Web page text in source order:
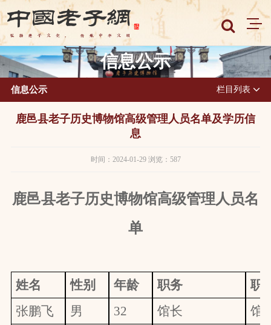
信息公示
信息公示 栏目列表
鹿邑县老子历史博物馆高级管理人员名单及学历信
息
时间：2024-01-29 浏览：587
鹿邑县老子历史博物馆高级管理人员名
单
姓名 性别 年龄 职务
职
张鹏飞
男 32 馆长
馆